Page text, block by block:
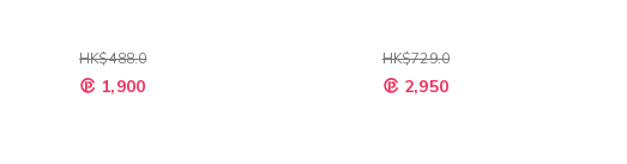
HK$488.0
特 1,900
HK$729.0
特 2,950